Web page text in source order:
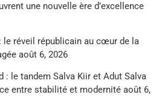
une nouvelle ère d’excellence
le réveil républicain au cœur de la
août 6, 2026
: le tandem Salva Kiir et Adut Salva
entre stabilité et modernité août 6,